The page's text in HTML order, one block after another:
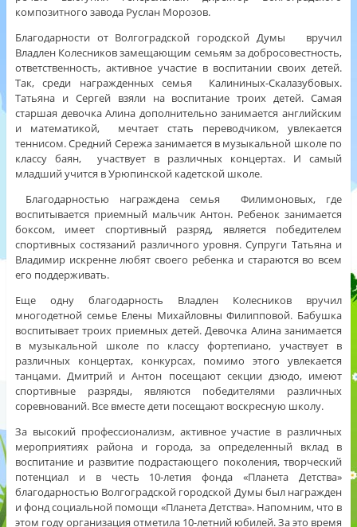
композитного завода Руслан Морозов.
Благодарности от Волгоградской городской Думы вручил
Владлен Колесников замещающим семьям за добросовестность,
ответственность, активное участие в воспитании своих детей.
Так, среди награжденных семья Калининых-Скалазубовых.
Татьяна и Сергей взяли на воспитание троих детей. Самая
старшая девочка Алина дополнительно занимается английским
и математикой, мечтает стать переводчиком, увлекается
теннисом. Средний Сережа занимается в музыкальной школе по
классу баян, участвует в различных концертах. И самый
младший учится в Урюпинской кадетской школе.
Благодарностью награждена семья Филимоновых, где
воспитывается приемный мальчик Антон. Ребенок занимается
боксом, имеет спортивный разряд, является победителем
спортивных состязаний различного уровня. Супруги Татьяна и
Владимир искренне любят своего ребенка и стараются во всем
его поддерживать.
Еще одну благодарность Владлен Колесников вручил
многодетной семье Елены Михайловны Филипповой. Бабушка
воспитывает троих приемных детей. Девочка Алина занимается
в музыкальной школе по классу фортепиано, участвует в
различных концертах, конкурсах, помимо этого увлекается
танцами. Дмитрий и Антон посещают секции дзюдо, имеют
спортивные разряды, являются победителями различных
соревнований. Все вместе дети посещают воскресную школу.
За высокий профессионализм, активное участие в различных
мероприятиях района и города, за определенный вклад в
воспитание и развитие подрастающего поколения, творческий
потенциал и в честь 10-летия фонда «Планета Детства»
благодарностью Волгоградской городской Думы был награжден
и фонд социальной помощи «Планета Детства». Напомним, что в
этом году организация отметила 10-летний юбилей. За это время